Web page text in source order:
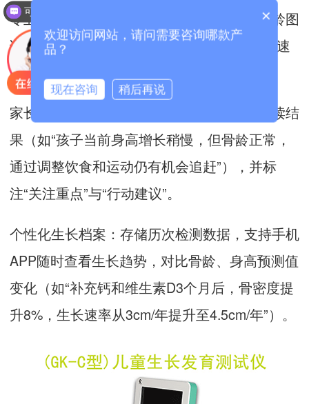
专业版：面向医生，包含详细检测数据、骨龄图
谱、生长曲线对比及潜在问题分析（如“生长速
率缓慢，建议排查生长激素水平”）。
家长版：采用图文结合形式，用通俗语言解读结
果（如“孩子当前身高增长稍慢，但骨龄正常，
通过调整饮食和运动仍有机会追赶”），并标
注“关注重点”与“行动建议”。
个性化生长档案：存储历次检测数据，支持手机
APP随时查看生长趋势，对比骨龄、身高预测值
变化（如“补充钙和维生素D3个月后，骨密度提
升8%，生长速率从3cm/年提升至4.5cm/年”）。
×
欢迎访问网站，请问需要咨询哪款产
品？
现在咨询 稍后再说